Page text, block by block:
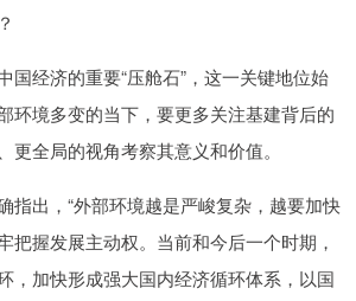
经济的重要“压舱石”，这一关键地位始
环境多变的当下，要更多关注基建背后的
更全局的视角考察其意义和价值。
出，“外部环境越是严峻复杂，越要加快
把握发展主动权。当前和今后一个时期，
，加快形成强大国内经济循环体系，以国